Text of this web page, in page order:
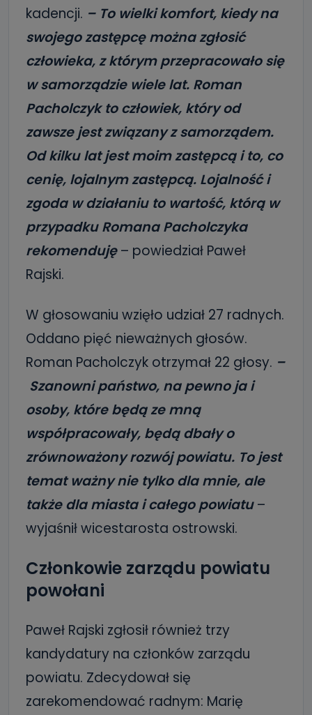
kadencji. – To wielki komfort, kiedy na
swojego zastępcę można zgłosić
człowieka, z którym przepracowało się
w samorządzie wiele lat. Roman
Pacholczyk to człowiek, który od
zawsze jest związany z samorządem.
Od kilku lat jest moim zastępcą i to, co
cenię, lojalnym zastępcą. Lojalność i
zgoda w działaniu to wartość, którą w
przypadku Romana Pacholczyka
rekomenduję– powiedział Paweł
Rajski.
W głosowaniu wzięło udział 27 radnych.
Oddano pięć nieważnych głosów.
Roman Pacholczyk otrzymał 22 głosy. –
Szanowni państwo, na pewno ja i
osoby, które będą ze mną
współpracowały, będą dbały o
zrównoważony rozwój powiatu. To jest
temat ważny nie tylko dla mnie, ale
także dla miasta i całego powiatu–
wyjaśnił wicestarosta ostrowski.
Członkowie zarządu powiatu
powołani
Paweł Rajski zgłosił również trzy
kandydatury na członków zarządu
powiatu. Zdecydował się
zarekomendować radnym: Marię